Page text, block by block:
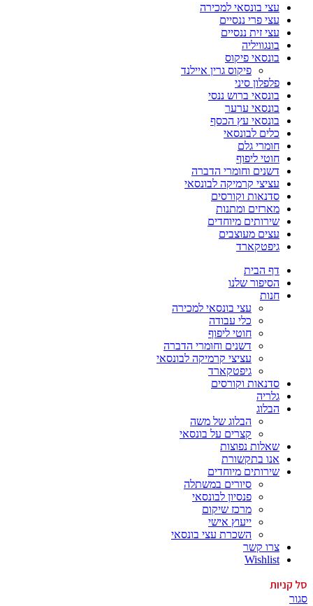
עצי בונסאי למכירה
עצי פרי ננסיים
עצי זית ננסיים
בונגוויליה
בונסאי פיקוס
פיקוס גרין איילנד
פלפלון סיני
בונסאי ברוש ננסי
בונסאי ערער
בונסאי עץ הכסף
כלים לבונסאי
חומרי גלם
חוטי ליפוף
דשנים וחומרי הדברה
עציצי קרמיקה לבונסאי
סדנאות וקורסים
מארזים ומתנות
שירותים מיוחדים
עצים מעוצבים
גיפטקארד
דף הבית
הסיפור שלנו
חנות
עצי בונסאי למכירה
כלי עבודה
חוטי ליפוף
דשנים וחומרי הדברה
עציצי קרמיקה לבונסאי
גיפטקארד
סדנאות וקורסים
גלריה
הבלוג
הבלוג של משה
קצרים על בונסאי
שאלות נפוצות
אנו בתקשורת
שירותים מיוחדים
סיורים במשתלה
פנסיון לבונסאי
מרכז שיקום
ייעוץ אישי
השכרת עצי בונסאי
צרו קשר
Wishlist
סל קניות
סגור